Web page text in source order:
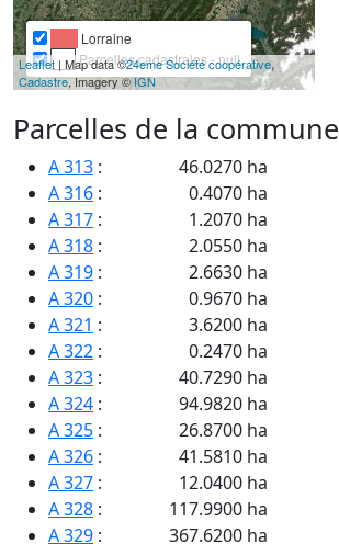
Lorraine
Parcelles cadastrales - null
Leaflet | Map data ©24eme Société coopérative,
Cadastre, Imagery ©IGN
Parcelles de la commune
A 313 :
46.0270 ha
A 316 :
0.4070 ha
A 317 :
1.2070 ha
A 318 :
2.0550 ha
A 319 :
2.6630 ha
A 320 :
0.9670 ha
A 321 :
3.6200 ha
A 322 :
0.2470 ha
A 323 :
40.7290 ha
A 324 :
94.9820 ha
A 325 :
26.8700 ha
A 326 :
41.5810 ha
A 327 :
12.0400 ha
A 328 :
117.9900 ha
A 329 : 367.6200 ha